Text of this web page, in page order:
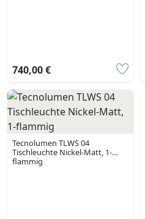
740,00 €
Tecnolumen TLWS 04
Tischleuchte Nickel-Matt, 1-
flammig